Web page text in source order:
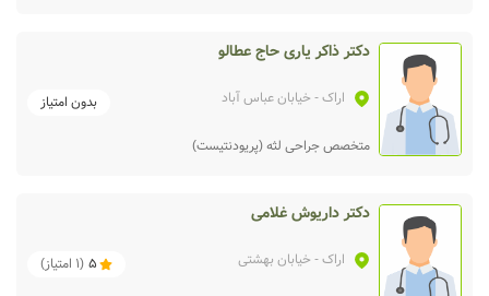
دکتر ذاکر یاری حاج عطالو
اراک- خیابان عباس آباد بدون امتیاز
متخصص جراحی لثه (پریودنتیست)
دکتر داریوش غلامی
اراک- خیابان بهشتی 5
(
1 امتیاز)